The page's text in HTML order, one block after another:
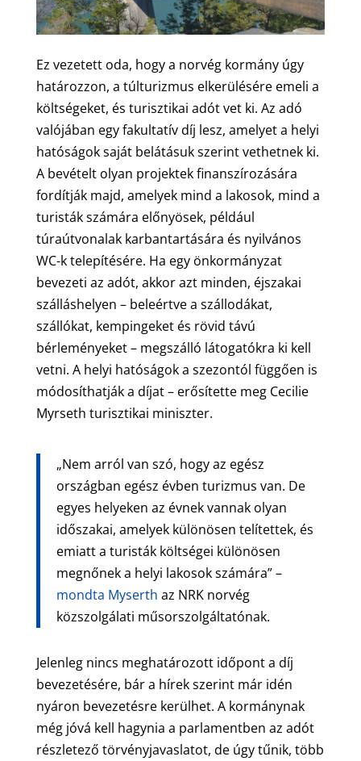
Ez vezetett oda, hogy a norvég kormány úgy
határozzon, a túlturizmus elkerülésére emeli a
költségeket, és turisztikai adót vet ki. Az adó
valójában egy fakultatív díj lesz, amelyet a helyi
hatóságok saját belátásuk szerint vethetnek ki.
A bevételt olyan projektek finanszírozására
fordítják majd, amelyek mind a lakosok, mind a
turisták számára előnyösek, például
túraútvonalak karbantartására és nyilvános
WC-k telepítésére. Ha egy önkormányzat
bevezeti az adót, akkor azt minden, éjszakai
szálláshelyen – beleértve a szállodákat,
szállókat, kempingeket és rövid távú
bérleményeket – megszálló látogatókra ki kell
vetni. A helyi hatóságok a szezontól függően is
módosíthatják a díjat – erősítette meg Cecilie
Myrseth turisztikai miniszter.
„Nem arról van szó, hogy az egész
országban egész évben turizmus van. De
egyes helyeken az évnek vannak olyan
időszakai, amelyek különösen telítettek, és
emiatt a turisták költségei különösen
megnőnek a helyi lakosok számára” –
mondta Myserth az NRK norvég
közszolgálati műsorszolgáltatónak.
Jelenleg nincs meghatározott időpont a díj
bevezetésére, bár a hírek szerint már idén
nyáron bevezetésre kerülhet. A kormánynak
még jóvá kell hagynia a parlamentben az adót
részletező törvényjavaslatot, de úgy tűnik, több